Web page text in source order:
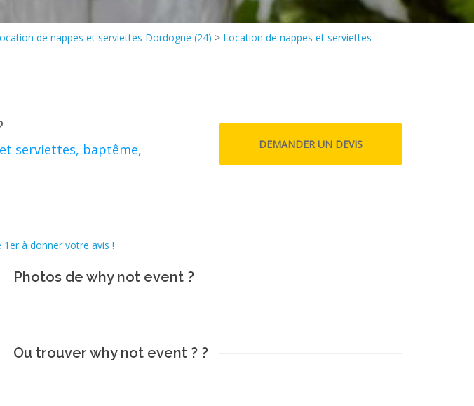
de nappes et serviettes Dordogne (24) > Location de nappes et serviettes
serviettes, baptême,
1er à donner votre avis !
Photos de why not event ?
Ou trouver why not event ? ?